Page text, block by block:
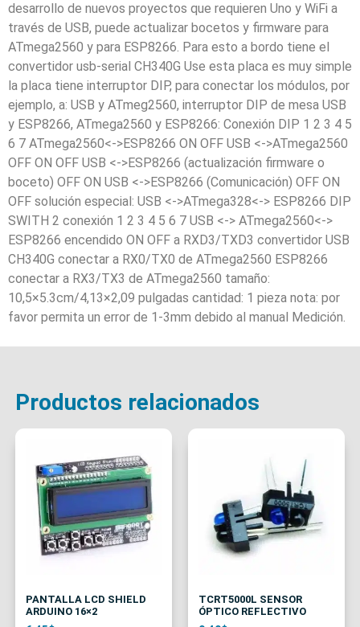
desarrollo de nuevos proyectos que requieren Uno y WiFi a
través de USB, puede actualizar bocetos y firmware para
ATmega2560 y para ESP8266. Para esto a bordo tiene el
convertidor usb-serial CH340G Use esta placa es muy simple
la placa tiene interruptor DIP, para conectar los módulos, por
ejemplo, a: USB y ATmeg2560, interruptor DIP de mesa USB
y ESP8266, ATmega2560 y ESP8266: Conexión DIP 1 2 3 4 5
6 7 ATmega2560<->ESP8266 ON OFF USB <->ATmega2560
OFF ON OFF USB <->ESP8266 (actualización firmware o
boceto) OFF ON USB <->ESP8266 (Comunicación) OFF ON
OFF solución especial: USB <->ATmega328<-> ESP8266 DIP
SWITH 2 conexión 1 2 3 4 5 6 7 USB <-> ATmega2560<->
ESP8266 encendido ON OFF a RXD3/TXD3 convertidor USB
CH340G conectar a RX0/TX0 de ATmega2560 ESP8266
conectar a RX3/TX3 de ATmega2560 tamaño:
10,5×5.3cm/4,13×2,09 pulgadas cantidad: 1 pieza nota: por
favor permita un error de 1-3mm debido al manual Medición.
Productos relacionados
PANTALLA LCD SHIELD
ARDUINO 16×2
TCRT5000L SENSOR
ÓPTICO REFLECTIVO